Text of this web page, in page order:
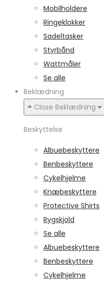
Mobilholdere
Ringeklokker
Sadeltasker
Styrbånd
Wattmåler
Se alle
Beklædning
Close Beklædning
Beskyttelse
Albuebeskyttere
Benbeskyttere
Cykelhjelme
Knæbeskyttere
Protective Shirts
Rygskjold
Se alle
Albuebeskyttere
Benbeskyttere
Cykelhjelme